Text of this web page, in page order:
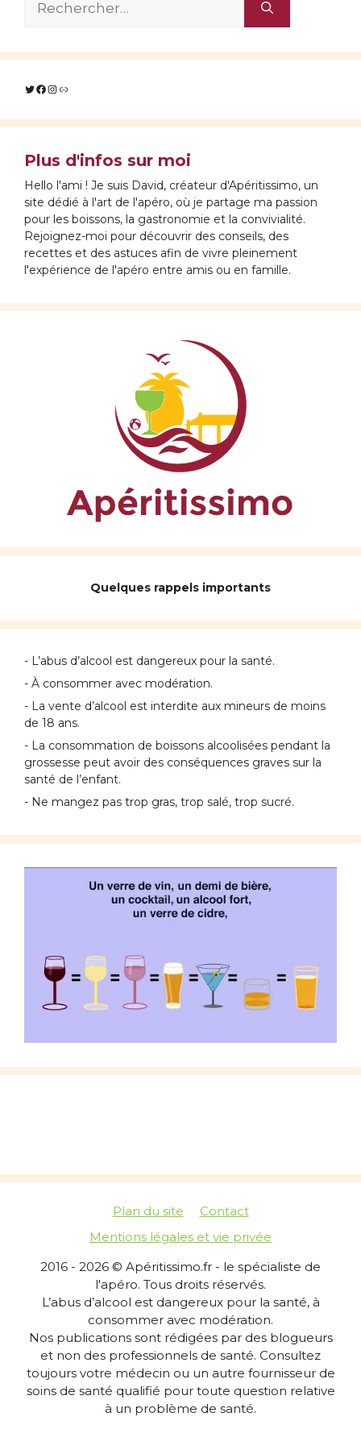
Twitter
Facebook
Instagram
Lien
Plus d'infos sur moi
Hello l'ami ! Je suis David, créateur d'Apéritissimo, un
site dédié à l'art de l'apéro, où je partage ma passion
pour les boissons, la gastronomie et la convivialité.
Rejoignez-moi pour découvrir des conseils, des
recettes et des astuces afin de vivre pleinement
l'expérience de l'apéro entre amis ou en famille.
Quelques rappels importants
- L’abus d’alcool est dangereux pour la santé.
- À consommer avec modération.
- La vente d’alcool est interdite aux mineurs de moins
de 18 ans.
- La consommation de boissons alcoolisées pendant la
grossesse peut avoir des conséquences graves sur la
santé de l’enfant.
- Ne mangez pas trop gras, trop salé, trop sucré.
Plan du site
Contact
Mentions légales et vie privée
2016 - 2026 © Apéritissimo.fr - le spécialiste de
l'apéro. Tous droits réservés.
L’abus d’alcool est dangereux pour la santé, à
consommer avec modération.
Nos publications sont rédigées par des blogueurs
et non des professionnels de santé. Consultez
toujours votre médecin ou un autre fournisseur de
soins de santé qualifié pour toute question relative
à un problème de santé.